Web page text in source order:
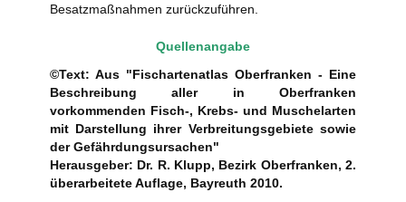
Besatzmaßnahmen zurückzuführen.
Quellenangabe
©Text: Aus "Fischartenatlas Oberfranken - Eine
Beschreibung aller in Oberfranken
vorkommenden Fisch-, Krebs- und Muschelarten
mit Darstellung ihrer Verbreitungsgebiete sowie
der Gefährdungsursachen"
Herausgeber: Dr. R. Klupp, Bezirk Oberfranken, 2.
überarbeitete Auflage, Bayreuth 2010.